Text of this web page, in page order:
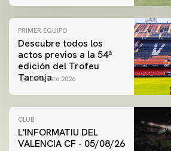
PRIMER EQUIPO
Descubre todos los
actos previos a la 54ª
edición del Trofeu
Taronja
06 agosto 2026
CLUB
L'INFORMATIU DEL
VALENCIA CF - 05/08/26